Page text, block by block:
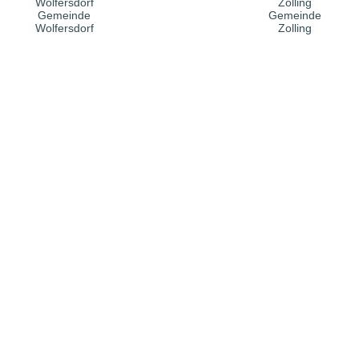
Gemeinde
Wolfersdorf
Gemeinde
Zolling